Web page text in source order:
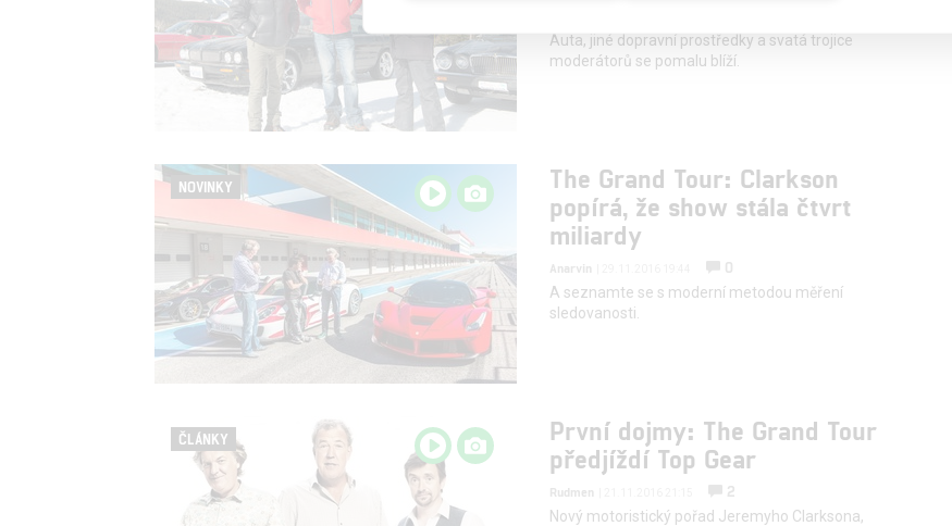
Auta, jiné dopravní prostředky a svatá trojice
moderátorů se pomalu blíží.
NOVINKY
The Grand Tour: Clarkson
popírá, že show stála čtvrt
miliardy
Anarvin
0
A seznamte se s moderní metodou měření
sledovanosti.
ČLÁNKY
První dojmy: The Grand Tour
předjíždí Top Gear
Rudmen
2
Nový motoristický pořad Jeremyho Clarksona,